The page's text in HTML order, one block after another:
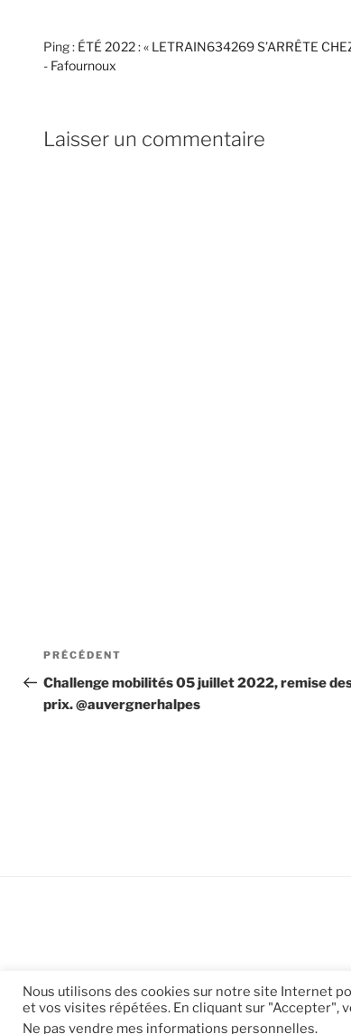
Ping : ÉTÉ 2022 : « LETRAIN634269 S’ARRÊTE
- Fafournoux
Laisser un commentaire
Navigation
de
l’article
Article
précédent
PRÉCÉDENT
Challenge mobilités 05 juillet 2022, remise
prix. @auvergnerhalpes
Nous utilisons des cookies sur notre site Internet
et vos visites répétées. En cliquant sur "Accepter",
Ne pas vendre mes informations personnelles.